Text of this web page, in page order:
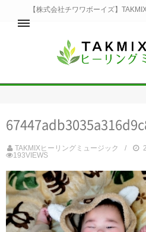
ホーム
睡眠
美容
生活
お問い合
運営会
TAKMIXヒーリングミュージック
193VIEWS